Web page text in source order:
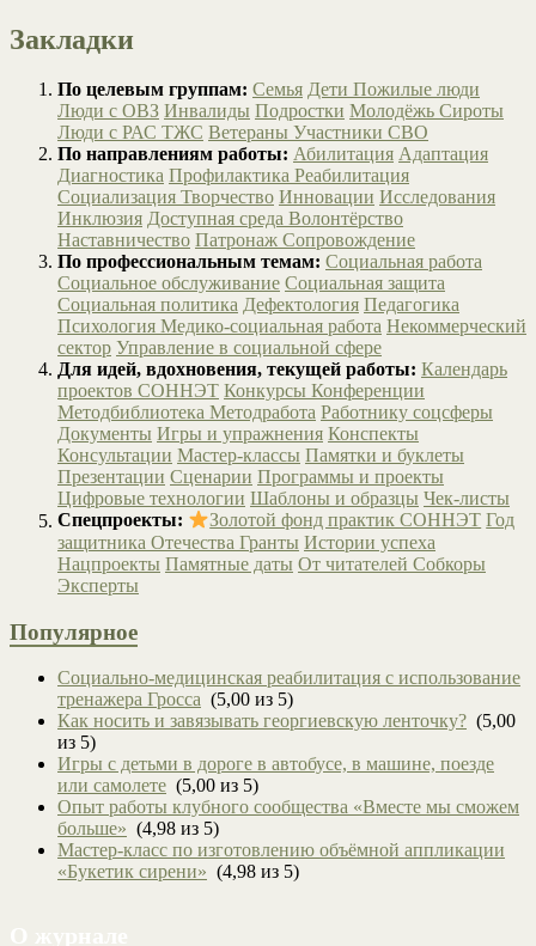
Закладки
По целевым группам: Семья Дети Пожилые люди
Люди с ОВЗ Инвалиды Подростки Молодёжь Сироты
Люди с РАС ТЖС Ветераны Участники СВО
По направлениям работы: Абилитация Адаптация
Диагностика Профилактика Реабилитация
Социализация Творчество Инновации Исследования
Инклюзия Доступная среда Волонтёрство
Наставничество Патронаж Сопровождение
По профессиональным темам: Социальная работа
Социальное обслуживание Социальная защита
Социальная политика Дефектология Педагогика
Психология Медико-социальная работа Некоммерческий
сектор Управление в социальной сфере
Для идей, вдохновения, текущей работы: Календарь
проектов СОННЭТ Конкурсы Конференции
Методбиблиотека Методработа Работнику соцсферы
Документы Игры и упражнения Конспекты
Консультации Мастер-классы Памятки и буклеты
Презентации Сценарии Программы и проекты
Цифровые технологии Шаблоны и образцы Чек-листы
Спецпроекты:
Золотой фонд практик СОННЭТ Год
защитника Отечества Гранты Истории успеха
Нацпроекты Памятные даты От читателей Собкоры
Эксперты
Популярное
Социально-медицинская реабилитация с использование
тренажера Гросса (5,00 из 5)
Как носить и завязывать георгиевскую ленточку? (5,00
из 5)
Игры с детьми в дороге в автобусе, в машине, поезде
или самолете (5,00 из 5)
Опыт работы клубного сообщества «Вместе мы сможем
больше» (4,98 из 5)
Мастер-класс по изготовлению объёмной аппликации
«Букетик сирени» (4,98 из 5)